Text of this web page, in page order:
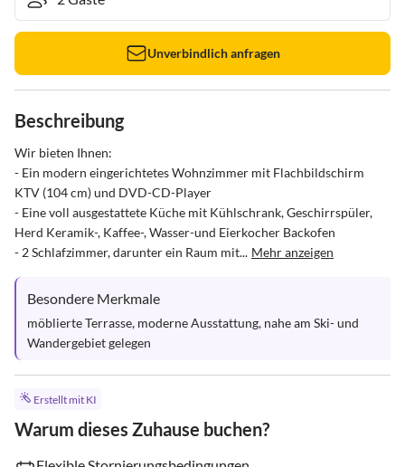
Unverbindlich anfragen
Beschreibung
Wir bieten Ihnen:
- Ein modern eingerichtetes Wohnzimmer mit Flachbildschirm
KTV (104 cm) und DVD-CD-Player
- Eine voll ausgestattete Küche mit Kühlschrank, Geschirrspüler,
Herd Keramik-, Kaffee-, Wasser-und Eierkocher Backofen
- 2 Schlafzimmer, darunter ein Raum mit... Mehr anzeigen
Besondere Merkmale
möblierte Terrasse, moderne Ausstattung, nahe am Ski- und
Wandergebiet gelegen
Erstellt mit KI
Warum dieses Zuhause buchen?